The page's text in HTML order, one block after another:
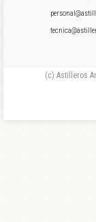
(c) Astilleros